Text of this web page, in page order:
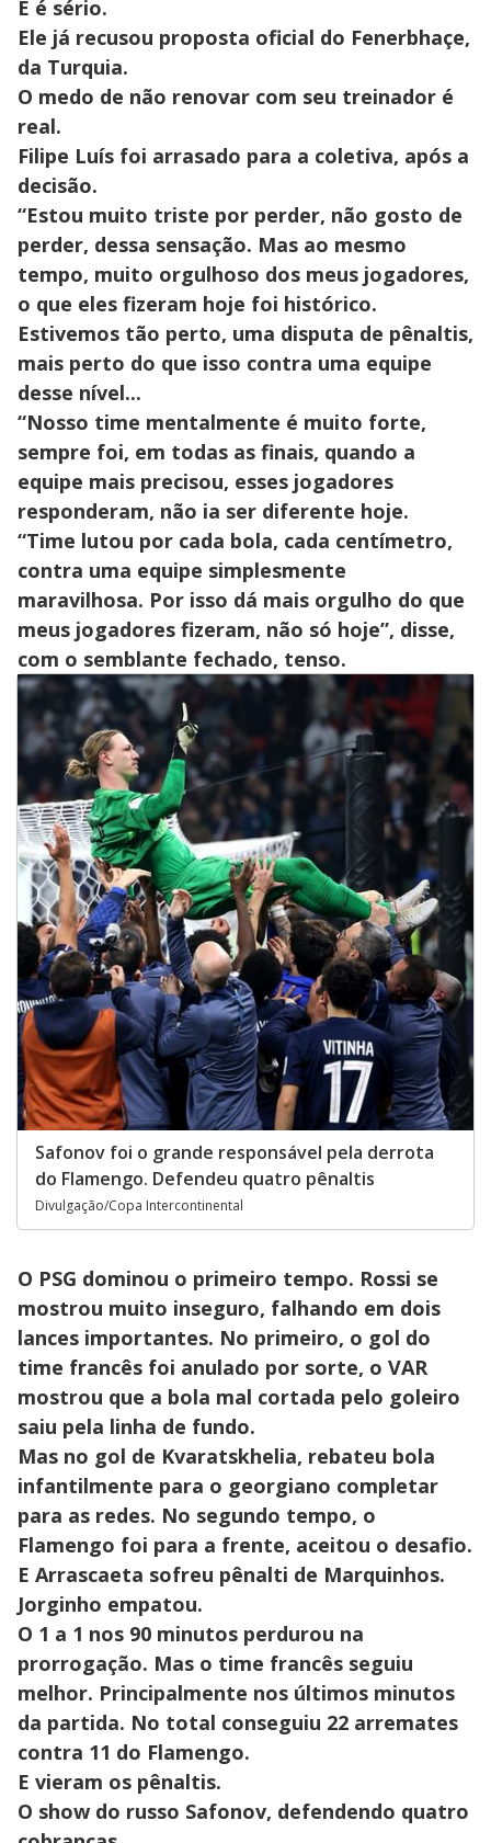
E é sério.
Ele já recusou proposta oficial do Fenerbhaçe,
da Turquia.
O medo de não renovar com seu treinador é
real.
Filipe Luís foi arrasado para a coletiva, após a
decisão.
“Estou muito triste por perder, não gosto de
perder, dessa sensação. Mas ao mesmo
tempo, muito orgulhoso dos meus jogadores,
o que eles fizeram hoje foi histórico.
Estivemos tão perto, uma disputa de pênaltis,
mais perto do que isso contra uma equipe
desse nível...
“Nosso time mentalmente é muito forte,
sempre foi, em todas as finais, quando a
equipe mais precisou, esses jogadores
responderam, não ia ser diferente hoje.
“Time lutou por cada bola, cada centímetro,
contra uma equipe simplesmente
maravilhosa. Por isso dá mais orgulho do que
meus jogadores fizeram, não só hoje”, disse,
com o semblante fechado, tenso.
Safonov foi o grande responsável pela derrota
do Flamengo. Defendeu quatro pênaltis
Divulgação/Copa Intercontinental
O PSG dominou o primeiro tempo. Rossi se
mostrou muito inseguro, falhando em dois
lances importantes. No primeiro, o gol do
time francês foi anulado por sorte, o VAR
mostrou que a bola mal cortada pelo goleiro
saiu pela linha de fundo.
Mas no gol de Kvaratskhelia, rebateu bola
infantilmente para o georgiano completar
para as redes. No segundo tempo, o
Flamengo foi para a frente, aceitou o desafio.
E Arrascaeta sofreu pênalti de Marquinhos.
Jorginho empatou.
O 1 a 1 nos 90 minutos perdurou na
prorrogação. Mas o time francês seguiu
melhor. Principalmente nos últimos minutos
da partida. No total conseguiu 22 arremates
contra 11 do Flamengo.
E vieram os pênaltis.
O show do russo Safonov, defendendo quatro